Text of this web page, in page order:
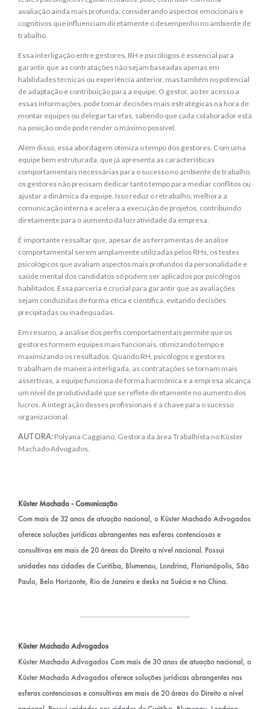
avaliação ainda mais profunda, considerando aspectos emocionais e
cognitivos que influenciam diretamente o desempenho no ambiente de
trabalho.
Essa interligação entre gestores, RH e psicólogos é essencial para
garantir que as contratações não sejam baseadas apenas em
habilidades técnicas ou experiência anterior, mas também no potencial
de adaptação e contribuição para a equipe. O gestor, ao ter acesso a
essas informações, pode tomar decisões mais estratégicas na hora de
montar equipes ou delegar tarefas, sabendo que cada colaborador está
na posição onde pode render o máximo possível.
Além disso, essa abordagem otimiza o tempo dos gestores. Com uma
equipe bem estruturada, que já apresenta as características
comportamentais necessárias para o sucesso no ambiente de trabalho,
os gestores não precisam dedicar tanto tempo para mediar conflitos ou
ajustar a dinâmica da equipe. Isso reduz o retrabalho, melhora a
comunicação interna e acelera a execução de projetos, contribuindo
diretamente para o aumento da lucratividade da empresa.
É importante ressaltar que, apesar de as ferramentas de análise
comportamental serem amplamente utilizadas pelos RHs, os testes
psicológicos que avaliam aspectos mais profundos da personalidade e
saúde mental dos candidatos só podem ser aplicados por psicólogos
habilitados. Essa parceria é crucial para garantir que as avaliações
sejam conduzidas de forma ética e científica, evitando decisões
precipitadas ou inadequadas.
Em resumo, a análise dos perfis comportamentais permite que os
gestores formem equipes mais funcionais, otimizando tempo e
maximizando os resultados. Quando RH, psicólogos e gestores
trabalham de maneira interligada, as contratações se tornam mais
assertivas, a equipe funciona de forma harmônica e a empresa alcança
um nível de produtividade que se reflete diretamente no aumento dos
lucros. A integração desses profissionais é a chave para o sucesso
organizacional.
AUTORA: Polyana Caggiano, Gestora da área Trabalhista no Küster
Machado Advogados.
Küster Machado - Comunicação
Com mais de 32 anos de atuação nacional, o Küster Machado Advogados
oferece soluções jurídicas abrangentes nas esferas contenciosas e
consultivas em mais de 20 áreas do Direito a nível nacional. Possui
unidades nas cidades de Curitiba, Blumenau, Londrina, Florianópolis, São
Paulo, Belo Horizonte, Rio de Janeiro e desks na Suécia e na China.
Küster Machado Advogados
Küster Machado Advogados Com mais de 30 anos de atuação nacional, o
Küster Machado Advogados oferece soluções jurídicas abrangentes nas
esferas contenciosas e consultivas em mais de 20 áreas do Direito a nível